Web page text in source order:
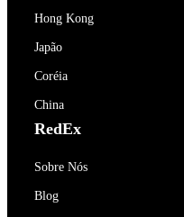
Hong Kong
Japão
Coréia
China
RedEx
Sobre Nós
Blog